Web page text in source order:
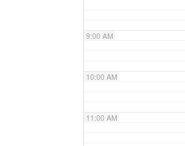
9:00 AM
10:00 AM
11:00 AM